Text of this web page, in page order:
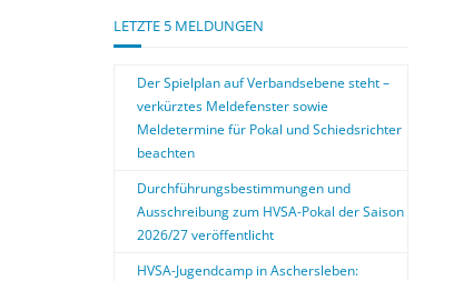
LETZTE 5 MELDUNGEN
Der Spielplan auf Verbandsebene steht –
verkürztes Meldefenster sowie
Meldetermine für Pokal und Schiedsrichter
beachten
Durchführungsbestimmungen und
Ausschreibung zum HVSA-Pokal der Saison
2026/27 veröffentlicht
HVSA-Jugendcamp in Aschersleben: